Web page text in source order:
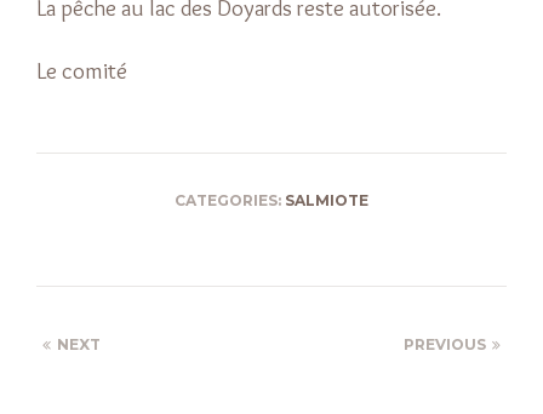
La pêche au lac des Doyards reste autorisée.
Le comité
CATEGORIES: SALMIOTE
NEXT PREVIOUS